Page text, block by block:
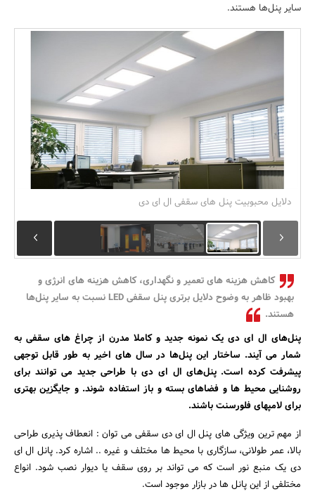
سایر پنل‌ها هستند.
دلایل محبوبیت پنل های سقفی ال ای دی
کاهش هزینه های تعمیر و نگهداری، کاهش هزینه های انرژی و
بهبود ظاهر به وضوح دلایل برتری پنل سقفی LED نسبت به سایر پنل‌ها
هستند.
پنل‌های ال ای دی یک نمونه جدید و کاملا مدرن از چراغ های سقفی به
شمار می آیند. ساختار این پنل‌ها در سال های اخیر به طور قابل توجهی
پیشرفت کرده است. پنل‌های ال ای دی با طراحی جدید می توانند برای
روشنایی محیط ها و فضاهای بسته و باز استفاده شوند. و جایگزین بهتری
برای لامپهای فلورسنت باشند.
از مهم ترین ویژگی های پنل ال ای دی سقفی می توان : انعطاف پذیری طراحی
بالا، عمر طولانی، سازگاری با محیط ها مختلف و غیره .. اشاره کرد. پانل ال ای
دی یک منبع نور است که می تواند بر روی سقف یا دیوار نصب شود. انواع
مختلفی از این پانل ها در بازار موجود است.